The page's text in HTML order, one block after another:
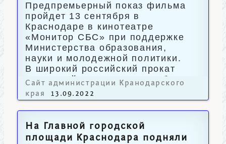
Предпремьерный показ фильма
пройдет 13 сентября в
Краснодаре в кинотеатре
«Монитор СБС» при поддержке
Министерства образования,
науки и молодежной политики.
В широкий российский прокат
лента выйдет уже 15 сентября.
Сайт администрации Кранодарского
края
13.09.2022
На Главной городской
площади Краснодара подняли